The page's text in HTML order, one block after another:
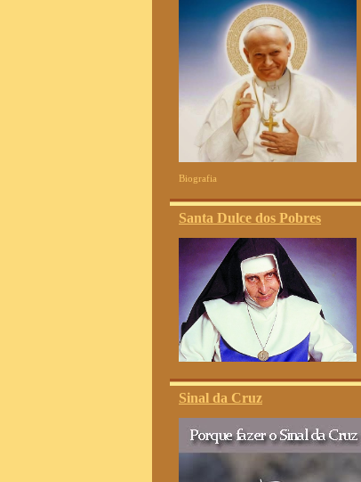
Biografia
Santa Dulce dos Pobres
Sinal da Cruz